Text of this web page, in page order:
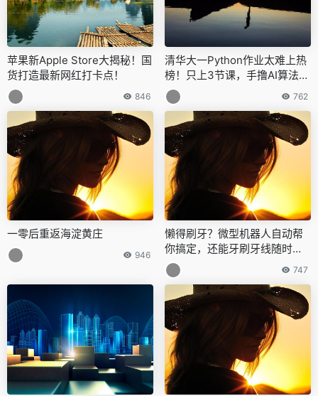
苹果新Apple Store大揭秘！国
货打造最新网红打卡点！
846
清华大一Python作业太难上热
榜！只上3节课，手撸AI算法，
网友：离本科毕设只差一篇万
字论文
762
一零后重返海淀黄庄
946
懒得刷牙？微型机器人自动帮
你搞定，还能牙刷牙线随时变
换
747